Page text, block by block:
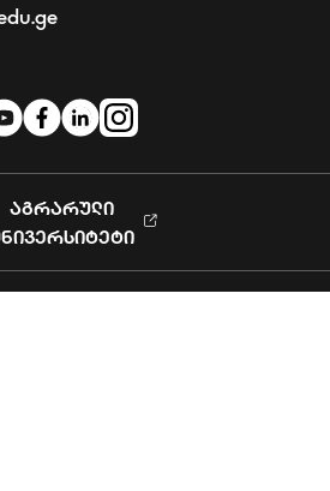
ᲐᲒᲠᲐᲠᲣᲚᲘ